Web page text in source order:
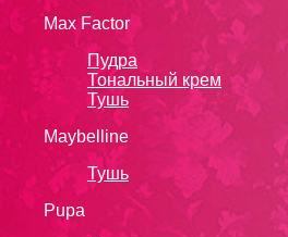
Max Factor
Пудра
Тональный крем
Тушь
Maybelline
Тушь
Pupa